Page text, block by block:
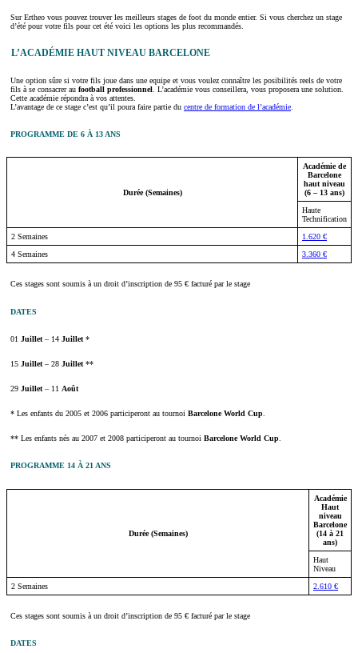
Sur Ertheo vous pouvez trouver les meilleurs stages de foot du monde entier. Si vous cherchez un stage
d’été pour votre fils pour cet été voici les options les plus recommandés.
L’ACADÉMIE HAUT NIVEAU BARCELONE
Une option sûre si votre fils joue dans une equipe et vous voulez connaître les posibilités reels de votre
fils à se consacrer au football professionnel . L’académie vous conseillera, vous proposera une solution.
Cette académie répondra à vos attentes.
L’avantage de ce stage c’est qu’il poura faire partie du centre de formation de l’académie
PROGRAMME DE 6 À 13 ANS
Durée (Semaines)
Académie de
Barcelone
haut niveau
(6 – 13 ans)
Haute
Technification
2 Semaines
1.620 €
4 Semaines
3.360 €
Ces stages sont soumis à un droit d’inscription de 95 € facturé par le stage
DATES
01 Juillet – 14 Juillet *
15 Juillet – 28 Juillet **
29 Juillet – 11 Août
* Les enfants du 2005 et 2006 participeront au tournoi Barcelone World Cup
** Les enfants nés au 2007 et 2008 participeront au tournoi Barcelone World Cup
PROGRAMME 14 À 21 ANS
Durée (Semaines)
Académie
Haut
niveau
Barcelone
(14 à 21
ans)
Haut
Niveau
2 Semaines
2.610 €
Ces stages sont soumis à un droit d’inscription de 95 € facturé par le stage
DATES